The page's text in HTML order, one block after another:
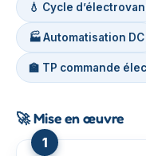
💧 Cycle
🏭 Automatisation DC
🏫 TP commande
🚀Mise en œuvre